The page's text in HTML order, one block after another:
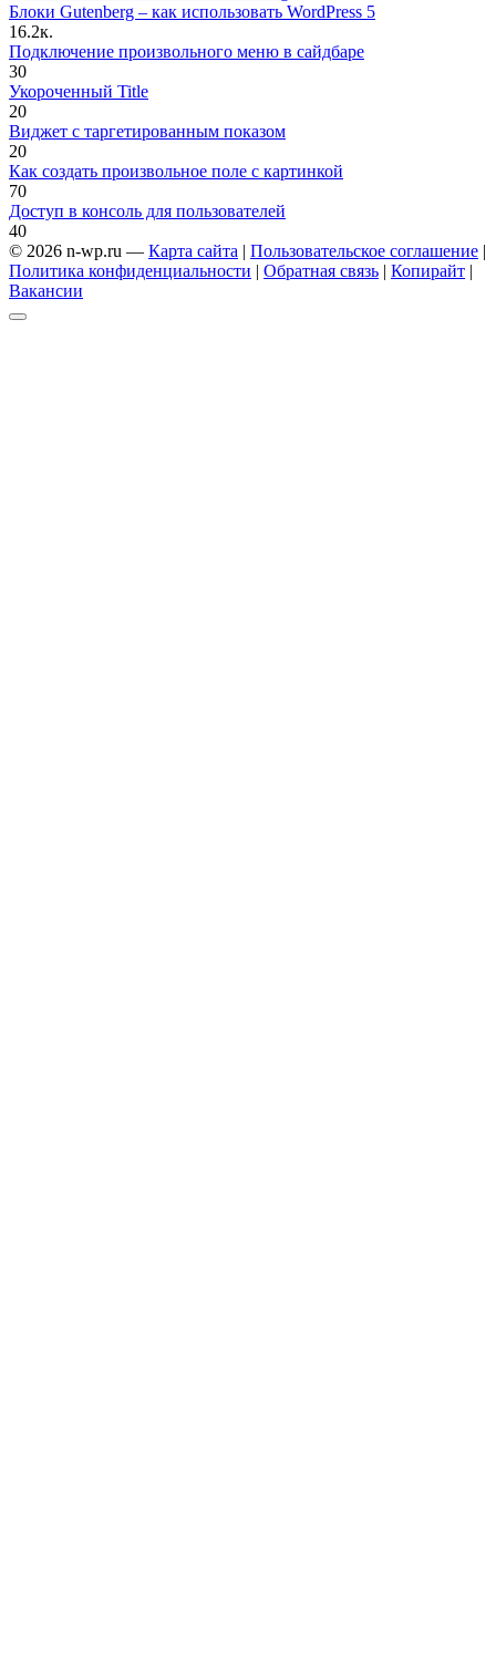
Блоки Gutenberg – как использовать WordPress 5
16.2к.
Подключение произвольного меню в сайдбаре
30
Укороченный Title
20
Виджет с таргетированным показом
20
Как создать произвольное поле с картинкой
70
Доступ в консоль для пользователей
40
© 2026 n-wp.ru — Карта сайта | Пользовательское соглашение |
Политика конфиденциальности | Обратная связь | Копирайт |
Вакансии